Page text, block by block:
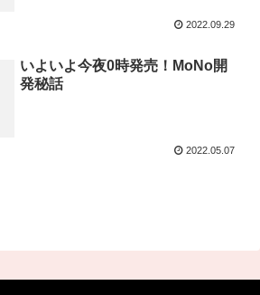
2022.09.29
いよいよ今夜0時発売！MoNo開
発秘話
2022.05.07